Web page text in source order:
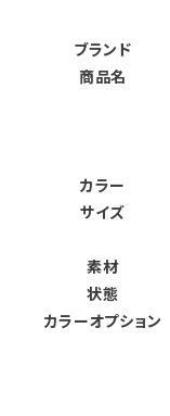
ブランド
商品名
カラー
サイズ
素材
状態
カラーオプション